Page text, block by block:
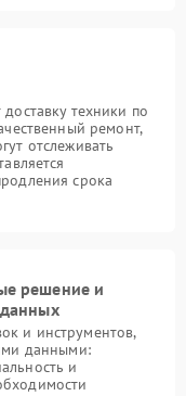
техники по
ремонт,
отслеживать
срока
решение и
и инструментов,
данными:
и